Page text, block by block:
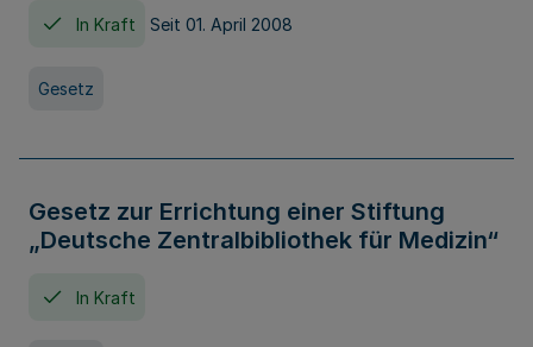
In Kraft Seit 01. April 2008
Gesetz
Gesetz zur Errichtung einer Stiftung
„Deutsche Zentralbibliothek für Medizin“
In Kraft